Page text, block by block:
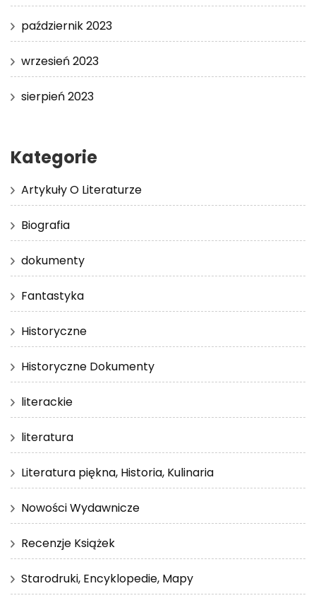
październik 2023
wrzesień 2023
sierpień 2023
Kategorie
Artykuły O Literaturze
Biografia
dokumenty
Fantastyka
Historyczne
Historyczne Dokumenty
literackie
literatura
Literatura piękna, Historia, Kulinaria
Nowości Wydawnicze
Recenzje Książek
Starodruki, Encyklopedie, Mapy